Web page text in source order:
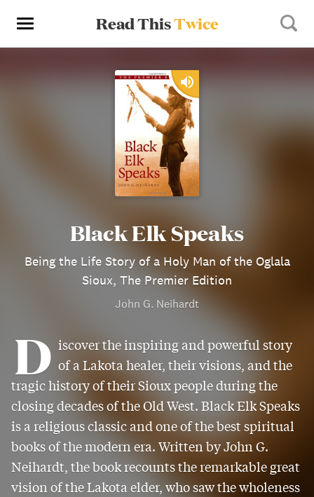
Read ThisTwice
Black Elk Speaks
Being the Life Story of a Holy Man of the Oglala
Sioux, The Premier Edition
John G. Neihardt
D iscover the inspiring and powerful story
of a Lakota healer, their visions, and the
tragic history of their Sioux people during the
closing decades of the Old West. Black Elk Speaks
is a religious classic and one of the best spiritual
books of the modern era. Written by John G.
Neihardt, the book recounts the remarkable great
vision of the Lakota elder, who saw the wholeness